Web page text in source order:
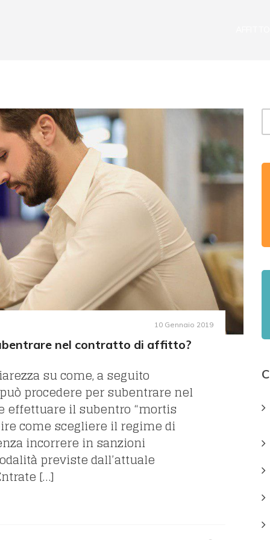
10 Gennaio 2019
nel contratto di affitto?
su come, a seguito
procedere per subentrare nel
effettuare il subentro “mortis
come scegliere il regime di
incorrere in sanzioni
previste dall’attuale
[…]